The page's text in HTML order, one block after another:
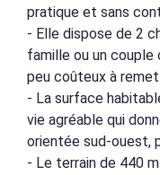
pratique et sans
- Elle dispose de 2
famille ou un couple
peu coûteux à
- La surface
vie agréable qui
orientée sud-ouest,
- Le terrain de 440